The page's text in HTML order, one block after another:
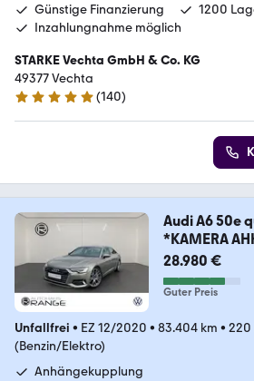
Günstige Finanzierung
1200
Inzahlungnahme möglich
STARKE Vechta GmbH & Co. KG
49377 Vechta
4.8 Sterne
(140)
Audi A6 50e
*KAMERA
28.980 €
Guter Preis
Unfallfrei • EZ 12/2020 • 83.404 km • 220
(Benzin/Elektro)
Anhängekupplung